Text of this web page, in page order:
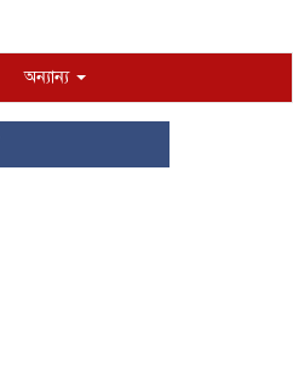
অন্যান্য